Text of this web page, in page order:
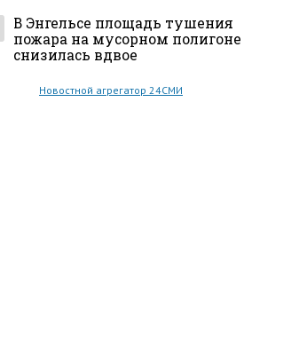
В Энгельсе площадь тушения
пожара на мусорном полигоне
снизилась вдвое
Новостной агрегатор 24СМИ